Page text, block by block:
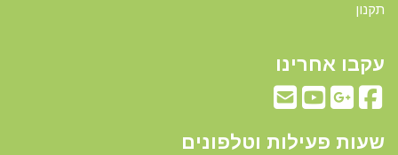
תקנון
עקבו אחרינו
שעות פעילות וטלפונים